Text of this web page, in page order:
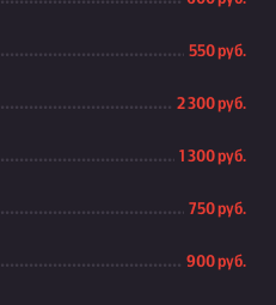
550 руб.
2 300 руб.
1 300 руб.
750 руб.
900 руб.